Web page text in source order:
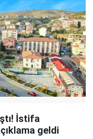
İstifa
geldi